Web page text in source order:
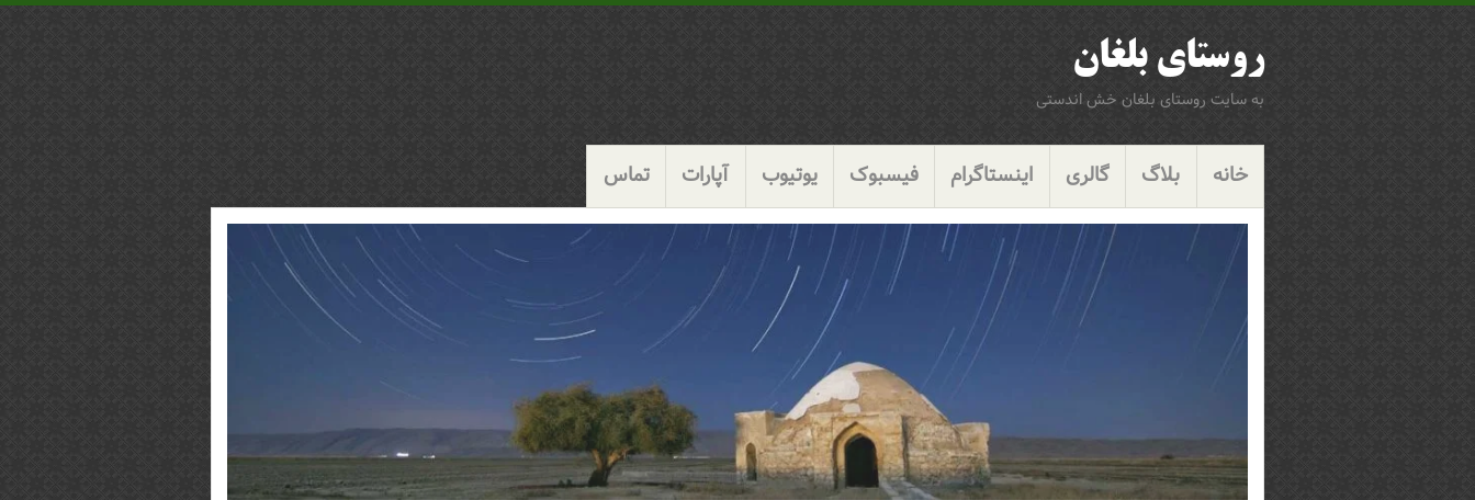
روستای بلغان
به سایت روستای بلغان خش اندستی
گزینگان
پرش
خانه بلاگ گالری اینستاگرام فیسبوک یوتیوب آپارات تماس